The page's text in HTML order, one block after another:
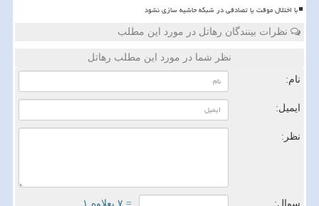
با اختلال موقت یا تصادفی در شبکه حاشیه سازی نشود
نظرات بینندگان رهاتل در مورد این مطلب
نظر شما در مورد این مطلب رهاتل
نام:
ایمیل:
نظر:
سوال: = ۷ بعلاوه ۱